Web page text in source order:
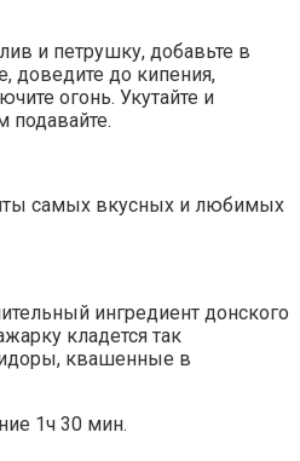
и петрушку, добавьте в
доведите до кипения,
огонь. Укутайте и
подавайте.
ингредиент донского
кладется так
квашенные в
1ч 30 мин.